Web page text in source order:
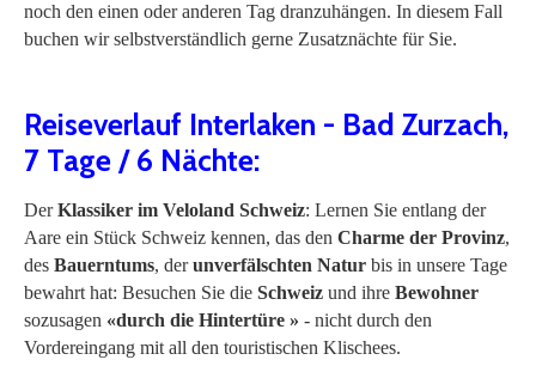
noch den einen oder anderen Tag dranzuhängen. In diesem Fall
buchen wir selbstverständlich gerne Zusatznächte für Sie.
Reiseverlauf Interlaken - Bad Zurzach,
7 Tage / 6 Nächte:
DerKlassiker im Veloland Schweiz: Lernen Sie entlang der
Aare ein Stück Schweiz kennen, das den Charme der Provinz,
des Bauerntums, derunverfälschten Natur bis in unsere Tage
bewahrt hat: Besuchen Sie die Schweiz und ihre Bewohner
sozusagen «durch die Hintertüre » - nicht durch den
Vordereingang mit all den touristischen Klischees.